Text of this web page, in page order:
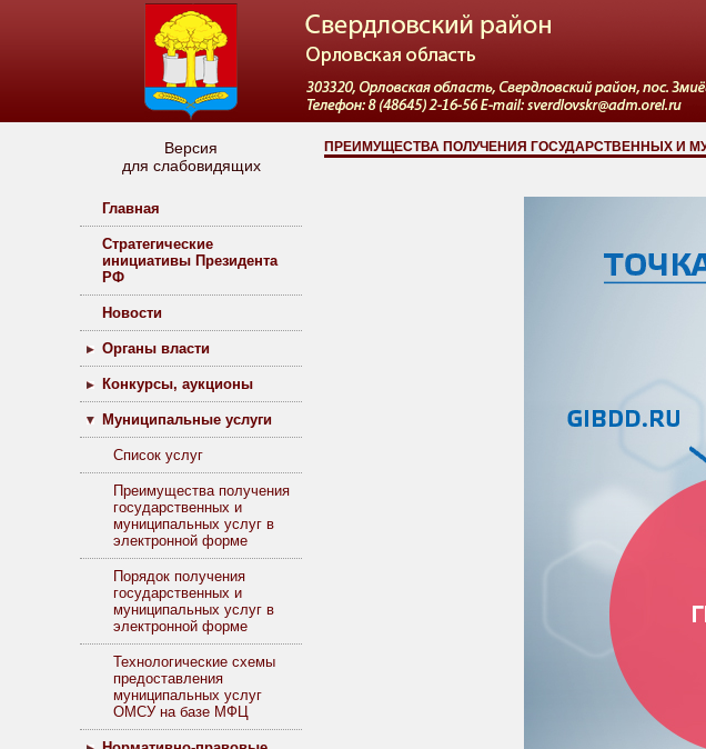
Версия
для слабовидящих
Главная
Стратегические
инициативы Президента
РФ
Новости
Органы власти
Конкурсы, аукционы
Муниципальные услуги
Список услуг
Преимущества получения
государственных и
муниципальных услуг в
электронной форме
Порядок получения
государственных и
муниципальных услуг в
электронной форме
Технологические схемы
предоставления
муниципальных услуг
ОМСУ на базе МФЦ
ПРЕИМУЩЕСТВА ПОЛУЧЕНИЯ ГОСУДАРСТВЕННЫХ И